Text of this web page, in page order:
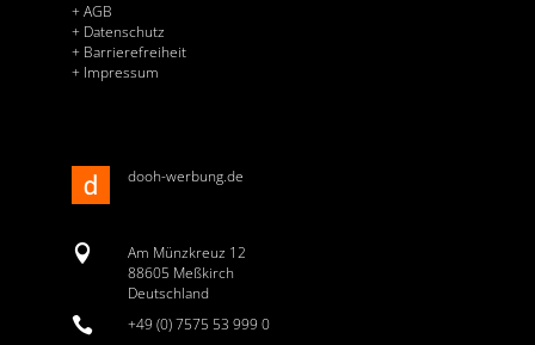
+ AGB
+ Datenschutz
+ Barrierefreiheit
+ Impressum
dooh-werbung.de

Am Münzkreuz 12
88605 Meßkirch
Deutschland
 +49 (0) 7575 53 999 0